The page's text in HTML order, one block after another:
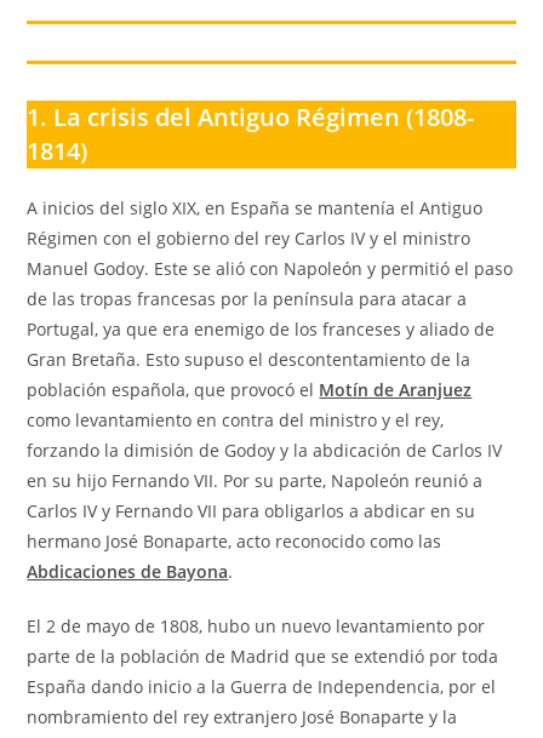
1. La crisis del Antiguo Régimen (1808-
1814)
A inicios del siglo XIX, en España se mantenía el Antiguo
Régimen con el gobierno del rey Carlos IV y el ministro
Manuel Godoy. Este se alió con Napoleón y permitió el paso
de las tropas francesas por la península para atacar a
Portugal, ya que era enemigo de los franceses y aliado de
Gran Bretaña. Esto supuso el descontentamiento de la
población española, que provocó el Motín de Aranjuez
como levantamiento en contra del ministro y el rey,
forzando la dimisión de Godoy y la abdicación de Carlos IV
en su hijo Fernando VII. Por su parte, Napoleón reunió a
Carlos IV y Fernando VII para obligarlos a abdicar en su
hermano José Bonaparte, acto reconocido como las
Abdicaciones de Bayona.
El 2 de mayo de 1808, hubo un nuevo levantamiento por
parte de la población de Madrid que se extendió por toda
España dando inicio a la Guerra de Independencia, por el
nombramiento del rey extranjero José Bonaparte y la